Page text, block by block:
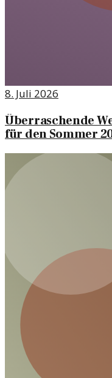
8. Juli 2026
Überraschende
für den Sommer